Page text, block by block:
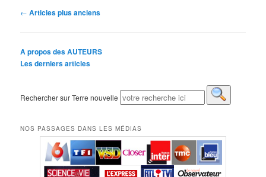
Navigation des articles
← Articles plus anciens
A propos des AUTEURS
Les derniers articles
Rechercher sur Terre nouvelle
NOS PASSAGES DANS LES MÉDIAS